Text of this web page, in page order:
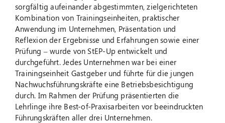
sorgfältig aufeinander abgestimmten, zielgerichteten
Kombination von Trainingseinheiten, praktischer
Anwendung im Unternehmen, Präsentation und
Reflexion der Ergebnisse und Erfahrungen sowie einer
Prüfung – wurde von StEP-Up entwickelt und
durchgeführt. Jedes Unternehmen war bei einer
Trainingseinheit Gastgeber und führte für die jungen
Nachwuchsführungskräfte eine Betriebsbesichtigung
durch. Im Rahmen der Prüfung präsentierten die
Lehrlinge ihre Best-of-Praxisarbeiten vor beeindruckten
Führungskräften aller drei Unternehmen.